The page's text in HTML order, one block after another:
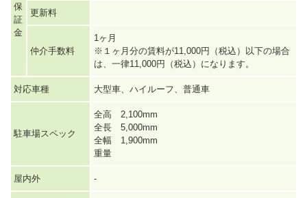
保
証
金
更新料
仲介手数料
1ヶ月
※１ヶ月分の賃料が11,000円（税込）以下の場合
は、一律11,000円（税込）になります。
対応車種 大型車、ハイルーフ、普通車
駐車場スペック
全高 2,100mm
全長 5,000mm
全幅 1,900mm
重量
屋内外 -